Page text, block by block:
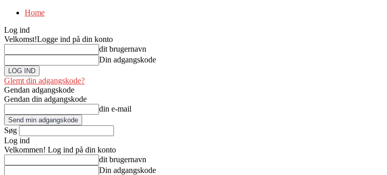
Home
Log ind
Velkomst!Logge ind på din konto
dit brugernavn
Din adgangskode
Glemt din adgangskode?
Gendan adgangskode
Gendan din adgangskode
din e-mail
Søg
Log ind
Velkommen! Log ind på din konto
dit brugernavn
Din adgangskode